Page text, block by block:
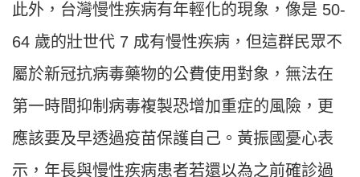
此外，台灣慢性疾病有年輕化的現象，像是 50-
64 歲的壯世代 7 成有慢性疾病，但這群民眾不
屬於新冠抗病毒藥物的公費使用對象，無法在
第一時間抑制病毒複製恐增加重症的風險，更
應該要及早透過疫苗保護自己。黃振國憂心表
示，年長與慢性疾病患者若還以為之前確診過